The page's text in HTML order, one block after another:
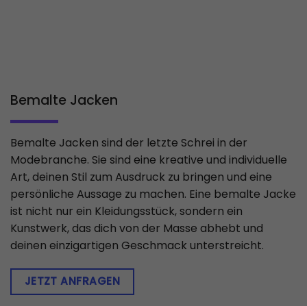
Bemalte Jacken
Bemalte Jacken sind der letzte Schrei in der
Modebranche. Sie sind eine kreative und individuelle
Art, deinen Stil zum Ausdruck zu bringen und eine
persönliche Aussage zu machen. Eine bemalte Jacke
ist nicht nur ein Kleidungsstück, sondern ein
Kunstwerk, das dich von der Masse abhebt und
deinen einzigartigen Geschmack unterstreicht.
JETZT ANFRAGEN